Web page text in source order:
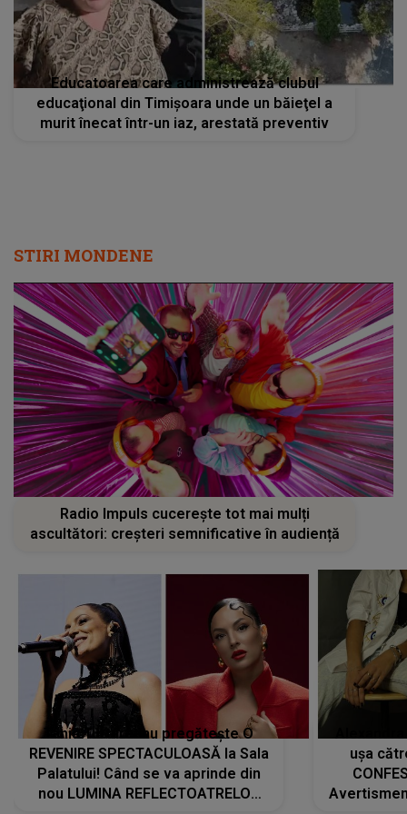
Educatoarea care administrează clubul
educaţional din Timişoara unde un băieţel a
murit înecat într-un iaz, arestată preventiv
STIRI MONDENE
Radio Impuls cucerește tot mai mulți
ascultători: creșteri semnificative în audiență
Tania Turtureanu pregătește O
REVENIRE SPECTACULOASĂ la Sala
Palatului! Când se va aprinde din
nou LUMINA REFLECTOATRELOR
ușa